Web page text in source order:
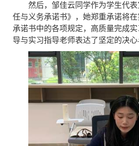
然后，邹佳云同学作为学生代
任与义务承诺书》，她郑重承诺将
承诺书中的各项规定，高质量完成
导与实习指导老师表达了坚定的决心